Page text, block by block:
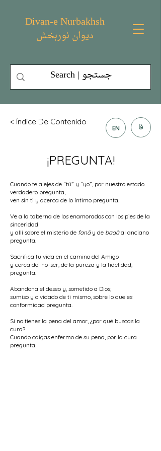
Divan-e Nurbakhsh
دیوان نوربخش
< Índice De Contenido
EN فا
¡PREGUNTA!
Cuando te alejes de “tú” y “yo”, por nuestro estado
verdadero pregunta,
ven sin ti y acerca de lo íntimo pregunta.
Ve a la taberna de los enamorados con los pies de la
sinceridad
y allí sobre el misterio de fanāy de baqāal anciano
pregunta.
Sacrifica tu vida en el camino del Amigo
y cerca del no-ser, de la pureza y la fidelidad,
pregunta.
Abandona el deseo y, sometido a Dios,
sumiso y olvidado de ti mismo, sobre lo que es
conformidad pregunta.
Si no tienes la pena del amor, ¿por qué buscas la
cura?
Cuando caigas enfermo de su pena, por la cura
pregunta.